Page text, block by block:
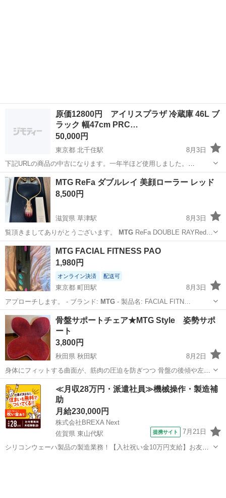
原価12800円 アイリスプラザ 冷蔵庫 46L ブ
ラック 幅47cm PRC…
50,000円
東京都 北千住駅
8月3日
下記URLの商品の中古になります。一年半ほど使用しました。
https://www.irisplaza.co.jp/index.php?
KB=SHOSAI&SID=7155746&utm_source=google&utm...
東京 足立区 キッチン家電
MTG ReFa ダブルレイ 美顔ローラー レッド
8,500円
滋賀県 草津駅
8月3日
覧頂きましてありがとうございます。
MTGReFa DOUBLE RAYRed…
滋賀 草津市
MTG FACIAL FITNESS PAO
1,980円
オンライン決済 配送可
東京都 町田駅
8月3日
アプローチします。 - ブランド: MTG- 製品名: FACIAL FITN…
東京 町田市 町田駅 フェイスケア
骨盤サポートチェア★MTG Style 姿勢サポ
ート
3,800円
秋田県 秋田駅
8月2日
身体にフィットする曲面が、筋肉の圧迫を防ぎつつ 骨盤の後傾や左右
のブレを防止します。 ディープレッドの深い色合いがオシャレで、 お
部屋のインテリアに調和♪ 【カイロプロテクターの手を再現するため
に生まれたなめ...
秋田 秋田市 秋田駅 椅子 骨盤
≪月収28万円・派遣社員≫機械操作・製造補
助
月給230,000円
株式会社BREXA Next
佐賀県 東山代駅
提携サイト 7月21日
シリコンウェーハ製品の製造業務！【入社祝い金10万円支給】お友達